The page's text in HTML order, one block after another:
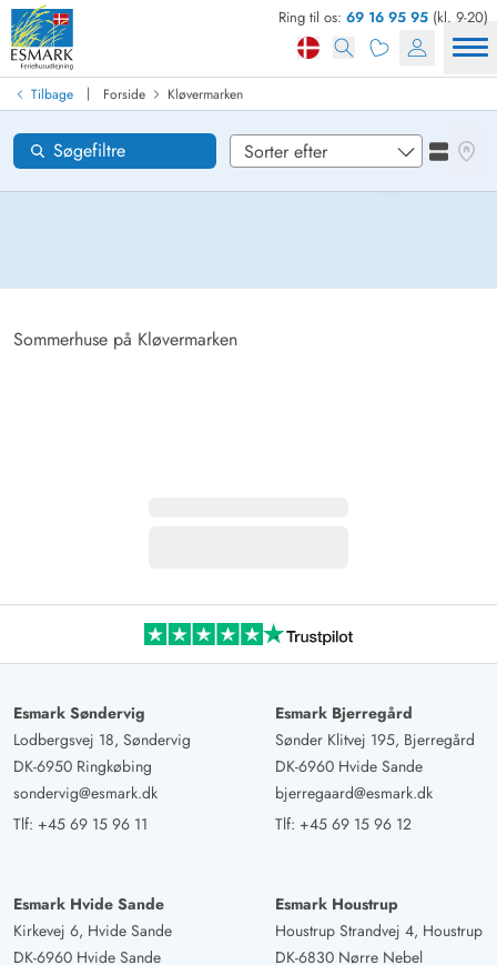
Ring til os: 69 16 95 95 (kl. 9-20)
Tilbage | Forside Kløvermarken
Kløvermarken
Sommerhuse på Kløvermarken
Søgefiltre
Se
Find sommerhus
Ankomst
Områder
Esmark Søndervig
Lodbergsvej 18, Søndervig
DK-6950 Ringkøbing
sondervig@esmark.dk
Tlf: +45 69 15 96 11
Esmark Bjerregård
Sønder Klitvej 195, Bjerregård
DK-6960 Hvide Sande
bjerregaard@esmark.dk
Tlf: +45 69 15 96 12
Esmark Hvide Sande
Kirkevej 6, Hvide Sande
DK-6960 Hvide Sande
Esmark Houstrup
Houstrup Strandvej 4, Houstrup
DK-6830 Nørre Nebel